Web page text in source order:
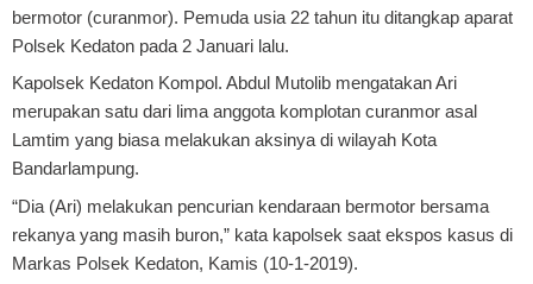
bermotor (curanmor). Pemuda usia 22 tahun itu ditangkap aparat
Polsek Kedaton pada 2 Januari lalu.
Kapolsek Kedaton Kompol. Abdul Mutolib mengatakan Ari
merupakan satu dari lima anggota komplotan curanmor asal
Lamtim yang biasa melakukan aksinya di wilayah Kota
Bandarlampung.
“Dia (Ari) melakukan pencurian kendaraan bermotor bersama
rekanya yang masih buron,” kata kapolsek saat ekspos kasus di
Markas Polsek Kedaton, Kamis (10-1-2019).